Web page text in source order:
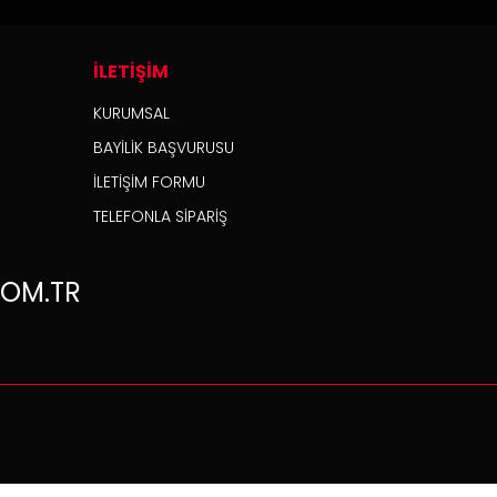
İLETİŞİM
KURUMSAL
BAYİLİK BAŞVURUSU
İLETİŞİM FORMU
TELEFONLA SİPARİŞ